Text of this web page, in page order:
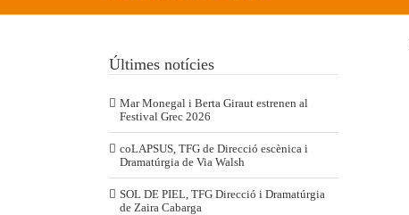
Últimes notícies
Mar Monegal i Berta Giraut estrenen al
Festival Grec 2026
coLAPSUS, TFG de Direcció escènica i
Dramatúrgia de Via Walsh
SOL DE PIEL, TFG Direcció i Dramatúrgia
de Zaira Cabarga